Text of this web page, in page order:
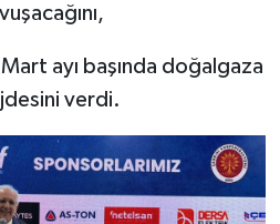
ayı başında doğalgaza
verdi.